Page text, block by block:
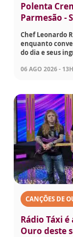
Polenta
Parmesão -
Chef Leonardo
enquanto
do dia e seus
06 AGO 2026 -
CANÇÕES DE
Rádio Táxi
Ouro deste